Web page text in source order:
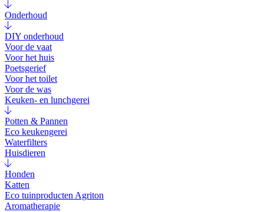
Onderhoud
DIY onderhoud
Voor de vaat
Voor het huis
Poetsgerief
Voor het toilet
Voor de was
Keuken- en lunchgerei
Potten & Pannen
Eco keukengerei
Waterfilters
Huisdieren
Honden
Katten
Eco tuinproducten Agriton
Aromatherapie